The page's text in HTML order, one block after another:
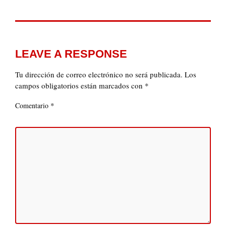
LEAVE A RESPONSE
Tu dirección de correo electrónico no será publicada. Los
campos obligatorios están marcados con *
Comentario *